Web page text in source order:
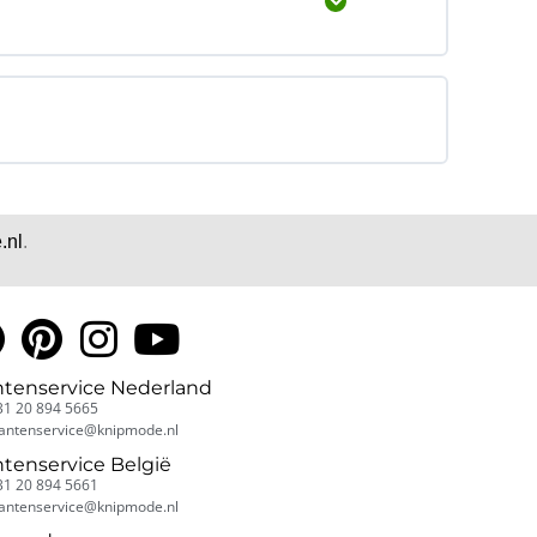
.
Nederland
20 894 5665
België
20 894 5661